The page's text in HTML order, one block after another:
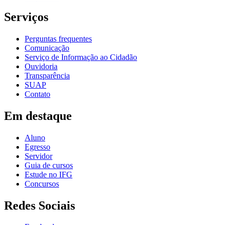
Serviços
Perguntas frequentes
Comunicação
Serviço de Informação ao Cidadão
Ouvidoria
Transparência
SUAP
Contato
Em destaque
Aluno
Egresso
Servidor
Guia de cursos
Estude no IFG
Concursos
Redes Sociais